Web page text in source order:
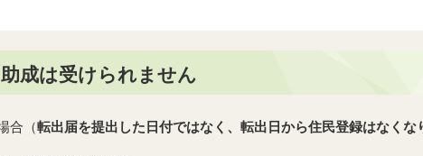
成は受けられません
合（転出届を提出した日付ではなく、転出日から住民登録はなく